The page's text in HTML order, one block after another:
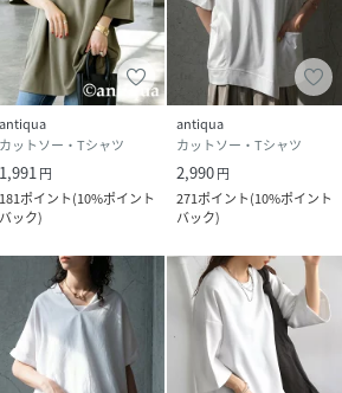
antiqua
カットソー・Tシャツ
1,991円
181ポイント(10%ポイント
バック)
antiqua
カットソー・Tシャツ
2,990円
271ポイント(10%ポイント
バック)